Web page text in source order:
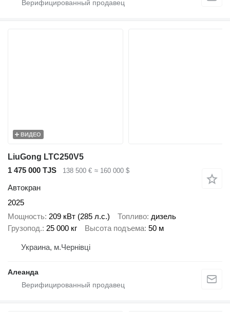
ВИДЕО
LiuGong LTC250V5
1 475 000 TJS
138 500 € ≈ 160 000 $
Автокран
2025
Мощность 209 кВт (285 л.с.) Топливо дизель
Грузопод. 25 000 кг Высота подъема 50 м
Украина, м.Чернівці
Алеанда